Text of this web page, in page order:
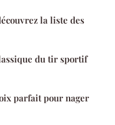
la liste des
du tir sportif
parfait pour nager